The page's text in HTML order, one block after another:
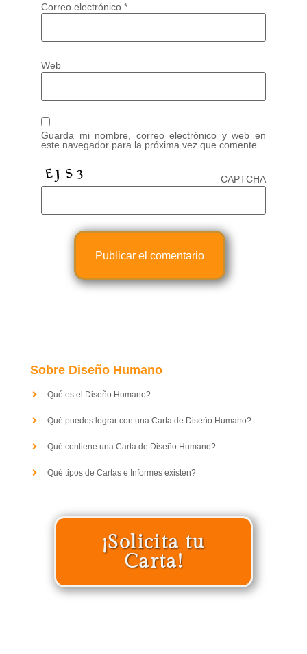
Correo electrónico *
Web
Guarda mi nombre, correo electrónico y web en
este navegador para la próxima vez que comente.
CAPTCHA
Sobre Diseño Humano
Qué es el Diseño Humano?
Qué puedes lograr con una Carta de Diseño Humano?
Qué contiene una Carta de Diseño Humano?
Qué tipos de Cartas e Informes existen?
¡Solicita tu
Carta!